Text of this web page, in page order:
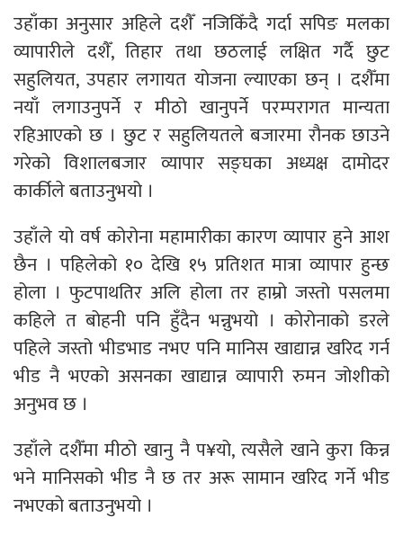
उहाँका अनुसार अहिले दशैँ नजिकिँदै गर्दा सपिङ मलका
व्यापारीले दशैँ, तिहार तथा छठलाई लक्षित गर्दै छुट
सहुलियत, उपहार लगायत योजना ल्याएका छन् । दशैँमा
नयाँ लगाउनुपर्ने र मीठो खानुपर्ने परम्परागत मान्यता
रहिआएको छ । छुट र सहुलियतले बजारमा रौनक छाउने
गरेको विशालबजार व्यापार सङ्घका अध्यक्ष दामोदर
कार्कीले बताउनुभयो ।
उहाँले यो वर्ष कोरोना महामारीका कारण व्यापार हुने आश
छैन । पहिलेको १० देखि १५ प्रतिशत मात्रा व्यापार हुन्छ
होला । फुटपाथतिर अलि होला तर हाम्रो जस्तो पसलमा
कहिले त बोहनी पनि हुँदैन भन्नुभयो । कोरोनाको डरले
पहिले जस्तो भीडभाड नभए पनि मानिस खाद्यान्न खरिद गर्न
भीड नै भएको असनका खाद्यान्न व्यापारी रुमन जोशीको
अनुभव छ ।
उहाँले दशैँमा मीठो खानु नै प¥यो, त्यसैले खाने कुरा किन्न
भने मानिसको भीड नै छ तर अरू सामान खरिद गर्ने भीड
नभएको बताउनुभयो ।